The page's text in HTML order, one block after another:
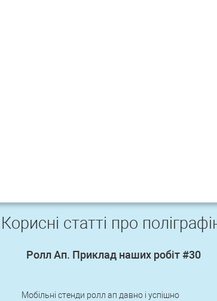
Корисні статті про
Ролл Ап. Приклад наших робіт #30
Мобільні стенди ролл ап давно і успішно